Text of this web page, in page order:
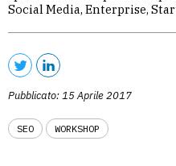
Social Media, Enterprise,
Pubblicato: 15 Aprile 2017
SEO WORKSHOP